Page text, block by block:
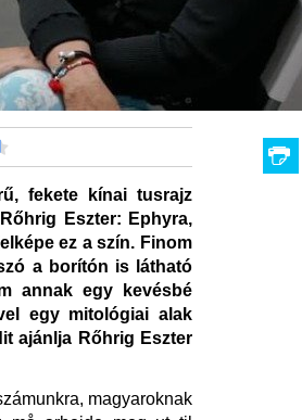
fekete kínai tusrajz
Eszter: Ephyra,
ez a szín. Finom
a borítón is látható
annak egy kevésbé
egy mitológiai alak
ajánlja Rőhrig Eszter
magyaroknak